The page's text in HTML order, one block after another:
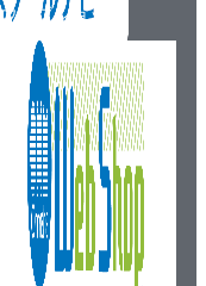
ウェブショップ